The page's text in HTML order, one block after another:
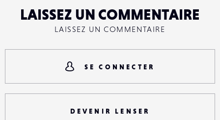
LAISSEZ UN COMMENTAIRE
LAISSEZ UN COMMENTAIRE
SE CONNECTER
DEVENIR LENSER